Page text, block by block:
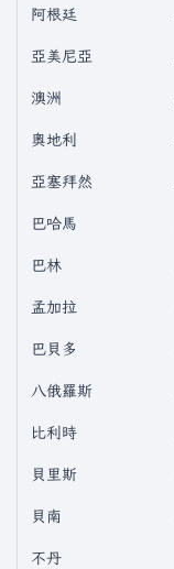
阿根廷
亞美尼亞
澳洲
奧地利
亞塞拜然
巴哈馬
巴林
孟加拉
巴貝多
八俄羅斯
比利時
貝里斯
貝南
不丹